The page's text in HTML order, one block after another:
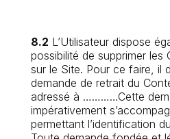
8.2 L’Utilisateur dispose
possibilité de supprimer les
sur le Site. Pour ce faire, il
demande de retrait du
adressé à …………Cette
impérativement
permettant l’identification